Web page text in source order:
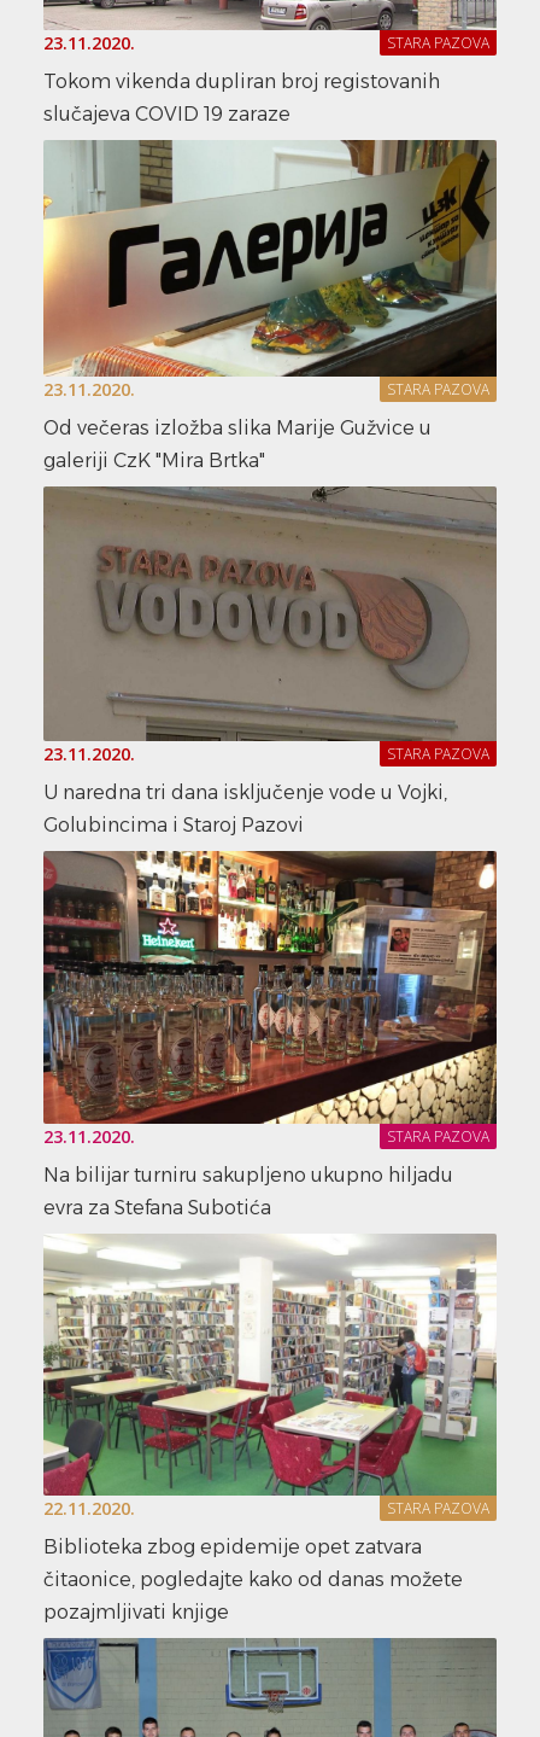
23.11.2020. STARA PAZOVA
Tokom vikenda dupliran broj registovanih
slučajeva COVID 19 zaraze
23.11.2020. STARA PAZOVA
Od večeras izložba slika Marije Gužvice u
galeriji CzK "Mira Brtka"
23.11.2020. STARA PAZOVA
U naredna tri dana isključenje vode u Vojki,
Golubincima i Staroj Pazovi
23.11.2020. STARA PAZOVA
Na bilijar turniru sakupljeno ukupno hiljadu
evra za Stefana Subotića
22.11.2020. STARA PAZOVA
Biblioteka zbog epidemije opet zatvara
čitaonice, pogledajte kako od danas možete
pozajmljivati knjige